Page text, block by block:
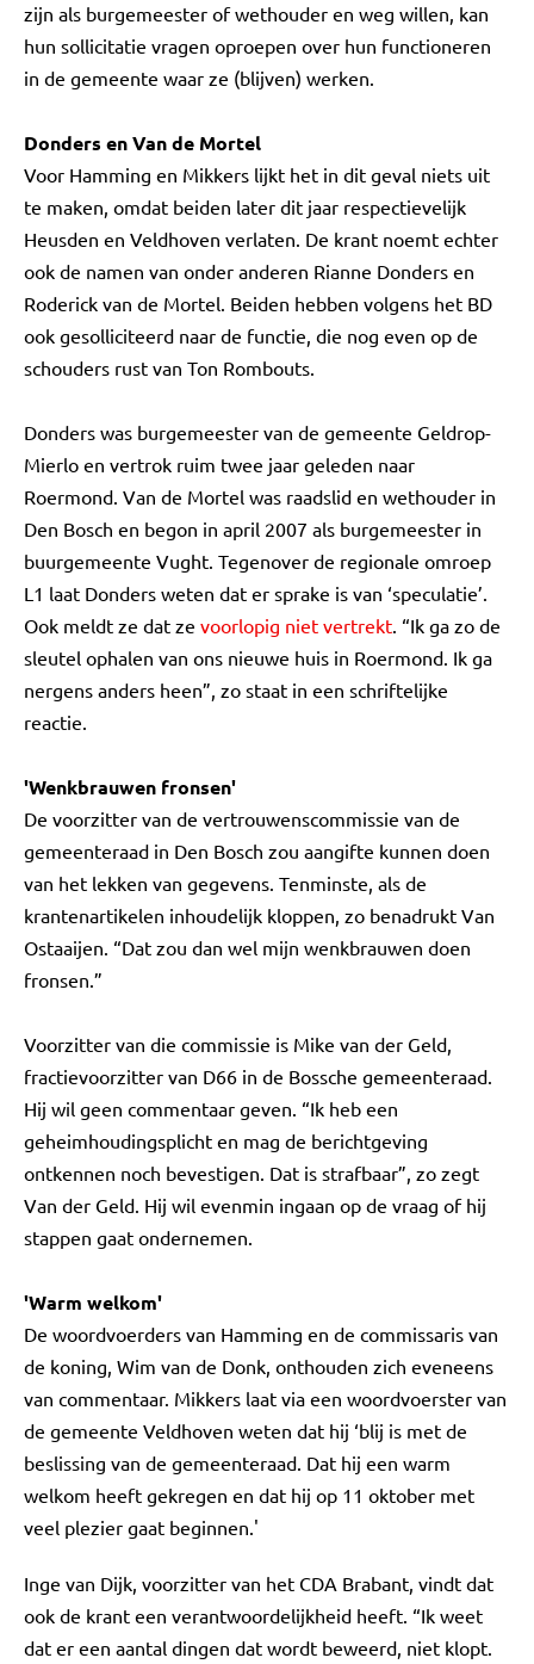
zijn als burgemeester of wethouder en weg willen, kan
hun sollicitatie vragen oproepen over hun functioneren
in de gemeente waar ze (blijven) werken.
Donders en Van de Mortel
Voor Hamming en Mikkers lijkt het in dit geval niets uit
te maken, omdat beiden later dit jaar respectievelijk
Heusden en Veldhoven verlaten. De krant noemt echter
ook de namen van onder anderen Rianne Donders en
Roderick van de Mortel. Beiden hebben volgens het BD
ook gesolliciteerd naar de functie, die nog even op de
schouders rust van Ton Rombouts.
Donders was burgemeester van de gemeente Geldrop-
Mierlo en vertrok ruim twee jaar geleden naar
Roermond. Van de Mortel was raadslid en wethouder in
Den Bosch en begon in april 2007 als burgemeester in
buurgemeente Vught. Tegenover de regionale omroep
L1 laat Donders weten dat er sprake is van ‘speculatie’.
Ook meldt ze dat ze voorlopig niet vertrekt. “Ik ga zo de
sleutel ophalen van ons nieuwe huis in Roermond. Ik ga
nergens anders heen”, zo staat in een schriftelijke
reactie.
'Wenkbrauwen fronsen'
De voorzitter van de vertrouwenscommissie van de
gemeenteraad in Den Bosch zou aangifte kunnen doen
van het lekken van gegevens. Tenminste, als de
krantenartikelen inhoudelijk kloppen, zo benadrukt Van
Ostaaijen. “Dat zou dan wel mijn wenkbrauwen doen
fronsen.”
Voorzitter van die commissie is Mike van der Geld,
fractievoorzitter van D66 in de Bossche gemeenteraad.
Hij wil geen commentaar geven. “Ik heb een
geheimhoudingsplicht en mag de berichtgeving
ontkennen noch bevestigen. Dat is strafbaar”, zo zegt
Van der Geld. Hij wil evenmin ingaan op de vraag of hij
stappen gaat ondernemen.
'Warm welkom'
De woordvoerders van Hamming en de commissaris van
de koning, Wim van de Donk, onthouden zich eveneens
van commentaar. Mikkers laat via een woordvoerster van
de gemeente Veldhoven weten dat hij ‘blij is met de
beslissing van de gemeenteraad. Dat hij een warm
welkom heeft gekregen en dat hij op 11 oktober met
veel plezier gaat beginnen.'
Inge van Dijk, voorzitter van het CDA Brabant, vindt dat
ook de krant een verantwoordelijkheid heeft. “Ik weet
dat er een aantal dingen dat wordt beweerd, niet klopt.